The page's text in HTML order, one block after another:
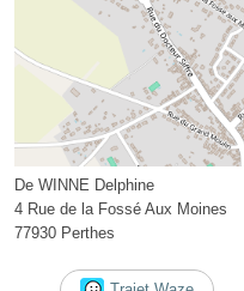
De WINNE Delphine
4 Rue de la Fossé Aux Moines
77930 Perthes